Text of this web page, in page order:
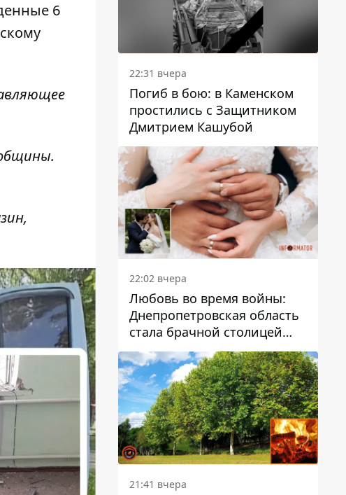
6
22:31 вчера
Погиб в бою: в Каменском
простились с Защитником
Дмитрием Кашубой
22:02 вчера
Любовь во время войны:
Днепропетровская область
стала брачной столицей
Украины
21:41 вчера